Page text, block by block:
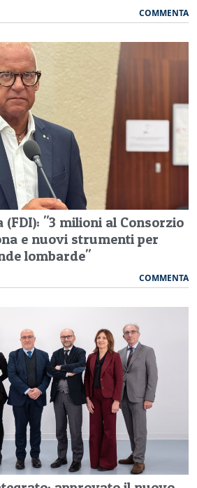
COMMENTA
"3 milioni al Consorzio
e nuovi strumenti per
lombarde"
COMMENTA